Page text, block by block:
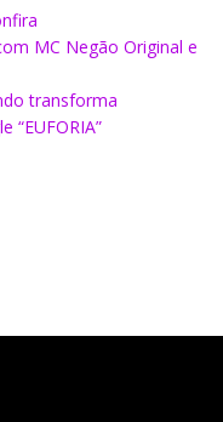
MC Negão Original e
transforma
“EUFORIA”